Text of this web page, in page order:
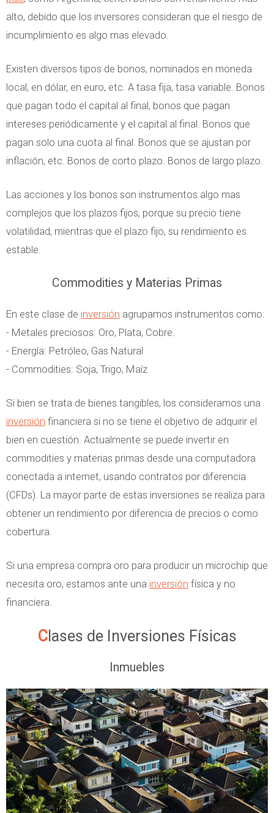
alto, debido que los inversores consideran que el riesgo de
incumplimiento es algo mas elevado.
Existen diversos tipos de bonos, nominados en moneda
local, en dólar, en euro, etc. A tasa fija, tasa variable. Bonos
que pagan todo el capital al final, bonos que pagan
intereses periódicamente y el capital al final. Bonos que
pagan solo una cuota al final. Bonos que se ajustan por
inflación, etc. Bonos de corto plazo. Bonos de largo plazo.
Las acciones y los bonos son instrumentos algo mas
complejos que los plazos fijos, porque su precio tiene
volatilidad, mientras que el plazo fijo, su rendimiento es
estable.
Commodities y Materias Primas
En este clase de inversión agrupamos instrumentos como:
- Metales preciosos: Oro, Plata, Cobre.
- Energía: Petróleo, Gas Natural
- Commodities: Soja, Trigo, Maíz
Si bien se trata de bienes tangibles, los consideramos una
inversión financiera si no se tiene el objetivo de adquirir el
bien en cuestión. Actualmente se puede invertir en
commodities y materias primas desde una computadora
conectada a internet, usando contratos por diferencia
(CFDs). La mayor parte de estas inversiones se realiza para
obtener un rendimiento por diferencia de precios o como
cobertura.
Si una empresa compra oro para producir un microchip que
necesita oro, estamos ante una inversión física y no
financiera.
Clases de Inversiones Físicas
Inmuebles